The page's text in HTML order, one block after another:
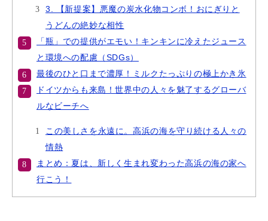
3. 【新提案】悪魔の炭水化物コンボ！おにぎりと
うどんの絶妙な相性
「瓶」での提供がエモい！キンキンに冷えたジュース
と環境への配慮（SDGs）
最後のひと口まで濃厚！ミルクたっぷりの極上かき氷
ドイツからも来島！世界中の人々を魅了するグローバ
ルなビーチへ
この美しさを永遠に。高浜の海を守り続ける人々の
情熱
まとめ：夏は、新しく生まれ変わった高浜の海の家へ
行こう！